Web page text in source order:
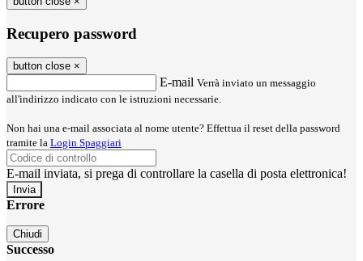
Recupero password
button close ×
E-mail Verrà inviato un messaggio
all'indirizzo indicato con le istruzioni necessarie.
Non hai una e-mail associata al nome utente? Effettua il reset della password
tramite la Login Spaggiari
E-mail inviata, si prega di controllare la casella di posta elettronica!
Errore
Chiudi
Successo